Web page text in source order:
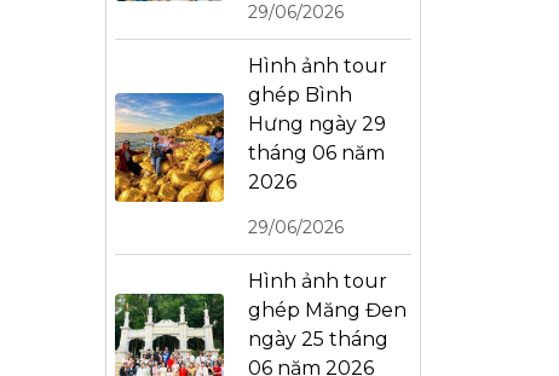
29/06/2026
Hình ảnh tour
ghép Bình
Hưng ngày 29
tháng 06 năm
2026
29/06/2026
Hình ảnh tour
ghép Măng Đen
ngày 25 tháng
06 năm 2026